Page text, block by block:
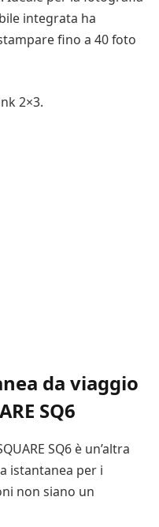
integrata ha
fino a 40 foto
2×3.
da viaggio
SQ6
SQ6 è un’altra
istantanea per i
non siano un